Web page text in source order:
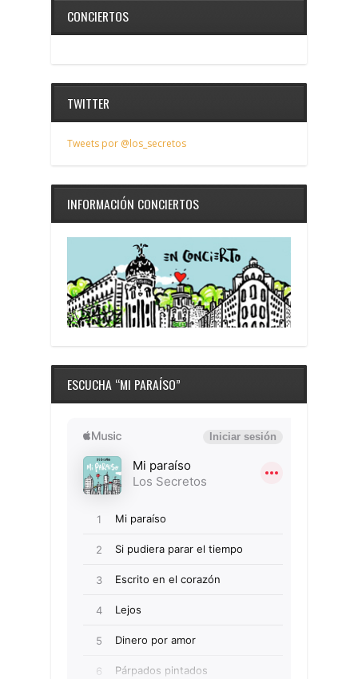
CONCIERTOS
TWITTER
Tweets por @los_secretos
INFORMACIÓN CONCIERTOS
ESCUCHA “MI PARAÍSO”